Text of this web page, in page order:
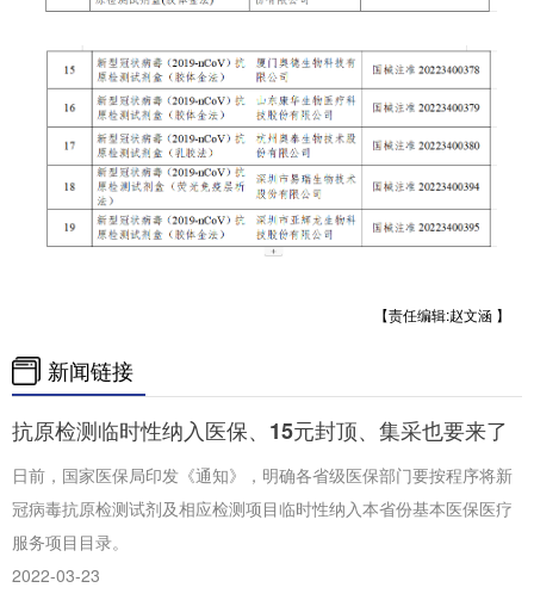
多语种频道
English Español Français عربى
Русский язык 日本語 한국어
Deutsch Português
【责任编辑:赵文涵 】
新闻链接
抗原检测临时性纳入医保、15元封顶、集采也要来了
日前，国家医保局印发《通知》，明确各省级医保部门要按程序将新
冠病毒抗原检测试剂及相应检测项目临时性纳入本省份基本医保医疗
服务项目目录。
2022-03-23